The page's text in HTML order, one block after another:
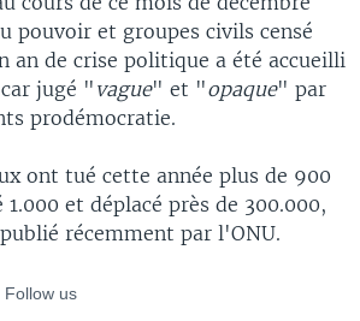
pouvoir et groupes civils censé
an de crise politique a été accueilli
jugé " vague" et "opaque" par
prodémocratie.
ont tué cette année plus de 900
1.000 et déplacé près de 300.000,
récemment par l'ONU.
Follow us